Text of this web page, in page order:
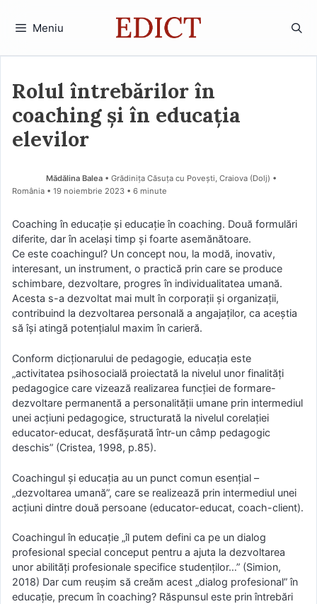
Meniu
Rolul întrebărilor în
coaching și în educația
elevilor
Mădălina Balea • Grădinița Căsuța cu Povești, Craiova (Dolj) •
România
19 noiembrie 2023 • 6 minute
Coaching în educaţie şi educaţie în coaching. Două formulări
diferite, dar în acelaşi timp şi foarte asemănătoare.
Ce este coachingul? Un concept nou, la modă, inovativ,
interesant, un instrument, o practică prin care se produce
schimbare, dezvoltare, progres în individualitatea umană.
Acesta s-a dezvoltat mai mult în corporaţii şi organizaţii,
contribuind la dezvoltarea personală a angajaţilor, ca aceştia
să îşi atingă potenţialul maxim în carieră.
Conform dicţionarului de pedagogie, educaţia este
„activitatea psihosocială proiectată la nivelul unor finalităţi
pedagogice care vizează realizarea funcţiei de formare-
dezvoltare permanentă a personalităţii umane prin intermediul
unei acţiuni pedagogice, structurată la nivelul corelaţiei
educator-educat, desfăşurată într-un câmp pedagogic
deschis” (Cristea, 1998, p.85).
Coachingul şi educaţia au un punct comun esenţial –
„dezvoltarea umană”, care se realizează prin intermediul unei
acţiuni dintre două persoane (educator-educat, coach-client).
Coachingul în educaţie „îl putem defini ca pe un dialog
profesional special conceput pentru a ajuta la dezvoltarea
unor abilităţi profesionale specifice studenţilor…” (Simion,
2018) Dar cum reuşim să creăm acest „dialog profesional” în
educaţie, precum în coaching? Răspunsul este prin întrebări